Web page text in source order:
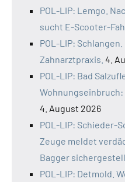
POL-LIP: Lemgo.
sucht E-Scooter-
POL-LIP:
Zahnarztpraxis. 4.
POL-LIP: Bad
4. August 2026
POL-LIP: Schieder-
Zeuge meldet
Bagger
POL-LIP: Detmold.